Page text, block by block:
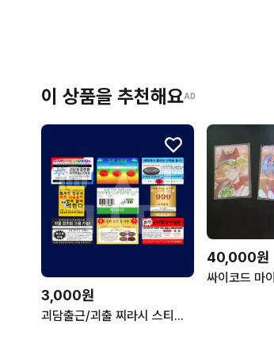
이 상품을 추천해요AD
3,000원
괴담출근/괴출 찌라시 스티커 재고 판매
40,000원